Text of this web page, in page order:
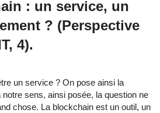
: un service, un
? (Perspective
4).
un service ? On pose ainsi la
sens, ainsi posée, la question ne
chose. La blockchain est un outil, un